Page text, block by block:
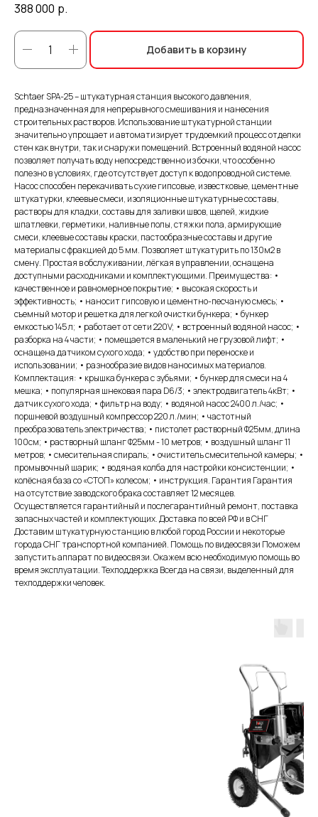
388 000 р.
Добавить в корзину
Schtaer SPA-25 – штукатурная станция высокого давления,
предназначенная для непрерывного смешивания и нанесения
строительных растворов. Использование штукатурной станции
значительно упрощает и автоматизирует трудоемкий процесс отделки
стен как внутри, так и снаружи помещений. Встроенный водяной насос
позволяет получать воду непосредственно из бочки, что особенно
полезно в условиях, где отсутствует доступ к водопроводной системе.
Насос способен перекачивать сухие гипсовые, известковые, цементные
штукатурки, клеевые смеси, изоляционные штукатурные составы,
растворы для кладки, составы для заливки швов, щелей, жидкие
шпатлевки, герметики, наливные полы, стяжки пола, армирующие
смеси, клеевые составы краски, пастообразные составы и другие
материалы с фракцией до 5 мм. Позволяет штукатурить по 130м2 в
смену. Простая в обслуживании, лёгкая в управлении, оснащена
доступными расходниками и комплектующими. Преимущества: •
качественное и равномерное покрытие; • высокая скорость и
эффективность; • наносит гипсовую и цементно-песчаную смесь; •
съемный мотор и решетка для легкой очистки бункера; • бункер
емкостью 145 л; • работает от сети 220V; • встроенный водяной насос; •
разборка на 4 части; • помещается в маленький не грузовой лифт; •
оснащена датчиком сухого хода; • удобство при переноске и
использовании; • разнообразие видов наносимых материалов.
Комплектация: • крышка бункера с зубьями; • бункер для смеси на 4
мешка; • популярная шнековая пара D6/3; • электродвигатель 4кВт; •
датчик сухого хода; • фильтр на воду; • водяной насос 2400 л./час; •
поршневой воздушный компрессор 220 л./мин; • частотный
преобразователь электричества; • пистолет растворный Ф25мм, длина
100см; • растворный шланг Ф25мм - 10 метров; • воздушный шланг 11
метров; • смесительная спираль; • очиститель смесительной камеры; •
промывочный шарик; • водяная колба для настройки консистенции; •
колёсная база со «СТОП» колесом; • инструкция. Гарантия Гарантия
на отсутствие заводского брака составляет 12 месяцев.
Осуществляется гарантийный и послегарантийный ремонт, поставка
запасных частей и комплектующих. Доставка по всей РФ и в СНГ
Доставим штукатурную станцию в любой город России и некоторые
города СНГ транспортной компанией. Помощь по видеосвязи Поможем
запустить аппарат по видеосвязи. Окажем всю необходимую помощь во
время эксплуатации. Техподдержка Всегда на связи, выделенный для
техподдержки человек.